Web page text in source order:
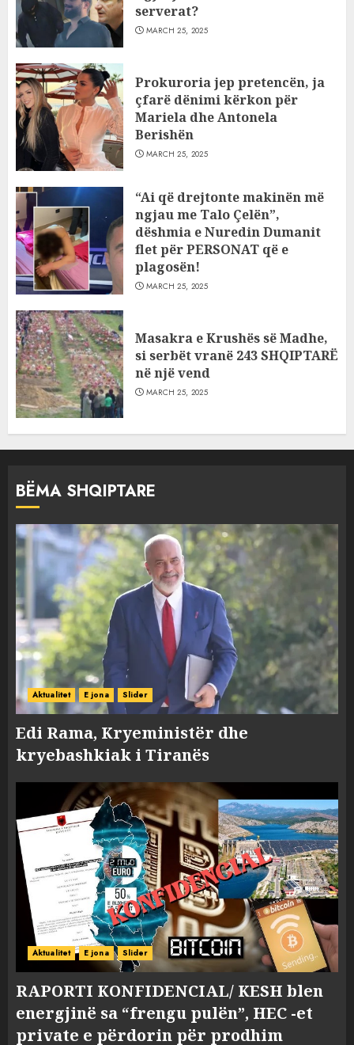
serverat?
MARCH 25, 2025
Prokuroria jep pretencën, ja
çfarë dënimi kërkon për
Mariela dhe Antonela
Berishën
MARCH 25, 2025
“Ai që drejtonte makinën më
ngjau me Talo Çelën”,
dëshmia e Nuredin Dumanit
flet për PERSONAT që e
plagosën!
MARCH 25, 2025
Masakra e Krushës së Madhe,
si serbët vranë 243 SHQIPTARË
në një vend
MARCH 25, 2025
BËMA SHQIPTARE
Aktualitet E jona Slider
Edi Rama, Kryeministër dhe
kryebashkiak i Tiranës
Aktualitet E jona Slider
RAPORTI KONFIDENCIAL/ KESH blen
energjinë sa “frengu pulën”, HEC -et
private e përdorin për prodhim